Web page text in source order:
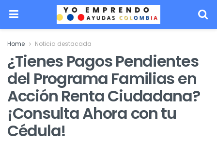
Home Noticia destacada
¿Tienes Pagos Pendientes
del Programa Familias en
Acción Renta Ciudadana?
¡Consulta Ahora con tu
Cédula!